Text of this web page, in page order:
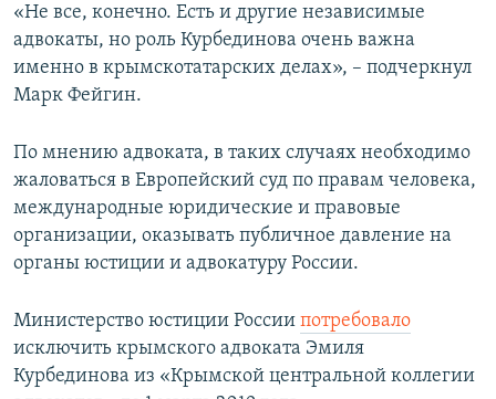
«Не все, конечно. Есть и другие независимые
адвокаты, но роль Курбединова очень важна
именно в крымскотатарских делах», – подчеркнул
Марк Фейгин.
По мнению адвоката, в таких случаях необходимо
жаловаться в Европейский суд по правам человека,
международные юридические и правовые
организации, оказывать публичное давление на
органы юстиции и адвокатуру России.
Министерство юстиции России потребовало
исключить крымского адвоката Эмиля
Курбединова из «Крымской центральной коллегии